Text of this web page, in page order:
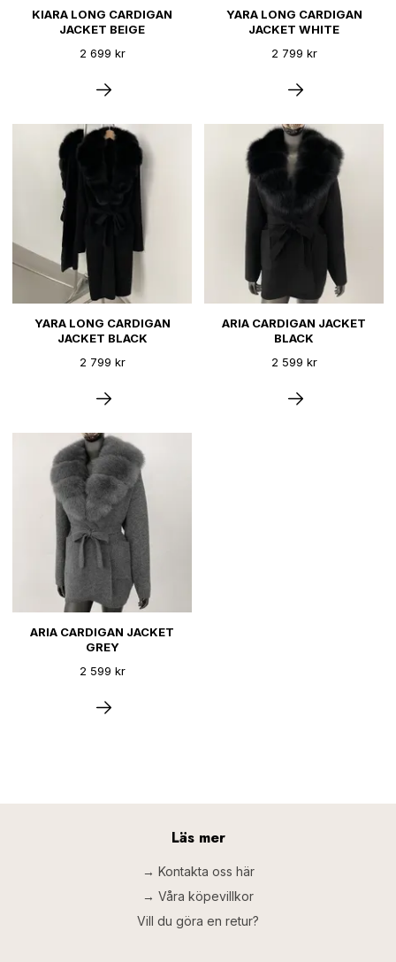
KIARA LONG CARDIGAN
JACKET BEIGE
2 699 kr
YARA LONG CARDIGAN
JACKET WHITE
2 799 kr
YARA LONG CARDIGAN
JACKET BLACK
2 799 kr
ARIA CARDIGAN JACKET
BLACK
2 599 kr
ARIA CARDIGAN JACKET
GREY
2 599 kr
Läs mer
→ Kontakta oss här
→ Våra köpevillkor
Vill du göra en retur?